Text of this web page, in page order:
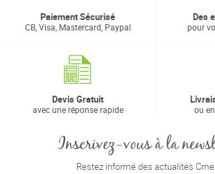
Paiement Sécurisé
CB, Visa, Mastercard, Paypal
Des
pour
Devis Gratuit
avec une réponse rapide ou
Inscrivez-vous à la
Restez informé des actualités